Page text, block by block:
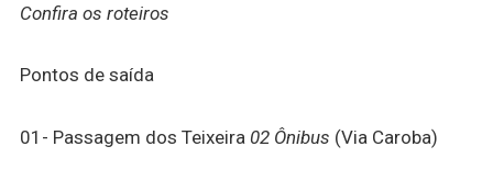
Confira os roteiros
Pontos de saída
01- Passagem dos Teixeira 02 Ônibus (Via Caroba)